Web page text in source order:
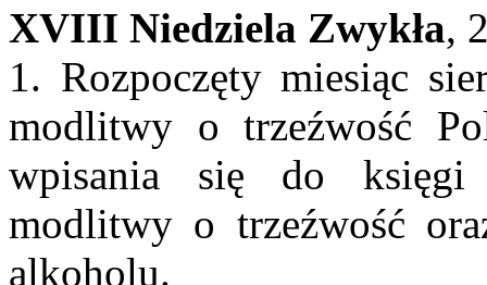
XVIII Niedziela Zwykła,
1. Rozpoczęty miesiąc
modlitwy o trzeźwość
wpisania się do księgi
modlitwy o trzeźwość
alkoholu.